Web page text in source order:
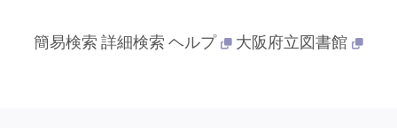
簡易検索 詳細検索 ヘルプ 大阪府立図書館